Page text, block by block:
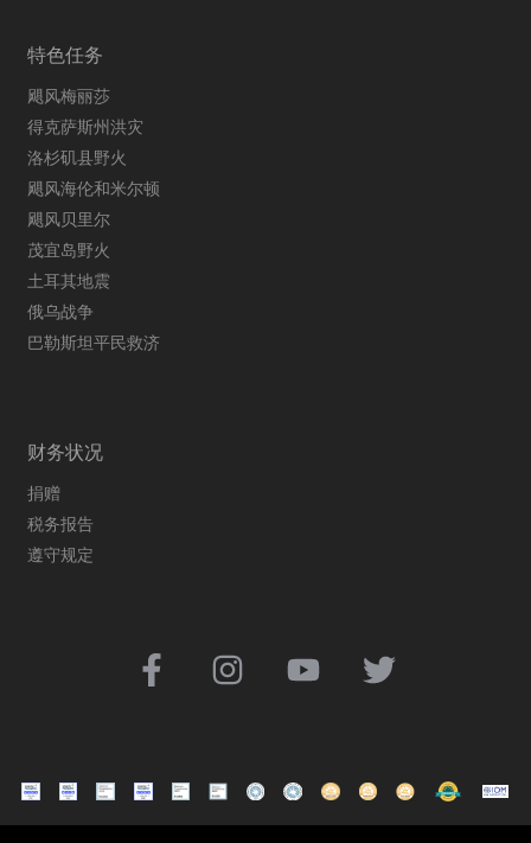
特色任务
飓风梅丽莎
得克萨斯州洪灾
洛杉矶县野火
飓风海伦和米尔顿
飓风贝里尔
茂宜岛野火
土耳其地震
俄乌战争
巴勒斯坦平民救济
财务状况
捐赠
税务报告
遵守规定